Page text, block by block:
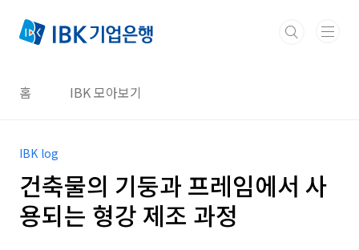
홈 IBK 모아보기
IBK log
건축물의 기둥과 프레임에서 사
용되는 형강 제조 과정